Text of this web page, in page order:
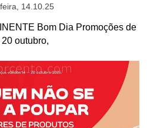
14.10.25
Bom Dia Promoções de
20 outubro,